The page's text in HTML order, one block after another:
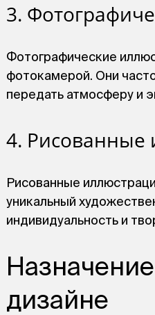
3.
Фотографические
фотокамерой. Они
передать атмосферу и
4. Рисованные
Рисованные
уникальный
индивидуальность и
дизайне